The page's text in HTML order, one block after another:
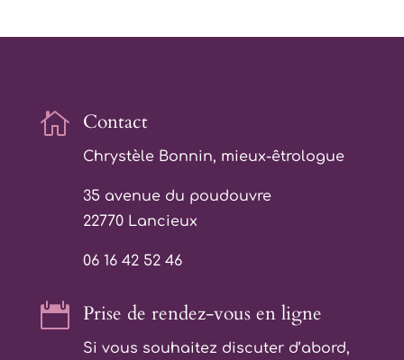
 Contact
Chrystèle Bonnin, mieux-êtrologue
35 avenue du poudouvre
22770 Lancieux
06 16 42 52 46
 Prise de rendez-vous en ligne
Si vous souhaitez discuter d’abord,